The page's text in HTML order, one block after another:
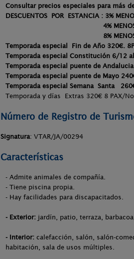
Consultar precios especiales para más
DESCUENTOS POR ESTANCIA : 3%
4% MENOS SI 6
8% MENOS SI 7
Temporada especial Fin de Año 320€.
Temporada especial Constitución 6/12
Temporada especial puente de
Temporada especial puente de Mayo
Temporada especial Semana Santa
Temporada y días Extras 320€ 8 PAX/
Número de Registro de
Signatura: VTAR/JA/00294
Características
- Admite animales de compañía.
- Tiene piscina propia.
- Hay facilidades para discapacitados.
- Exterior: jardín, patio, terraza,
- Interior: calefacción, salón, salón-
habitación, sala de usos múltiples.